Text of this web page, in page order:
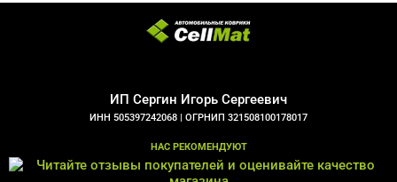
ИП Сергин Игорь Сергеевич
ИНН 505397242068 | ОГРНИП 321508100178017
НАС РЕКОМЕНДУЮТ